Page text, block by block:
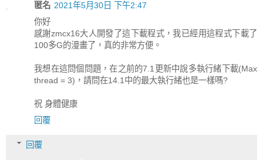
匿名 2021年5月30日 下午2:47
你好
感謝zmcx16大人開發了這下載程式，我已經用這程式下載了
100多G的漫畫了，真的非常方便。
我想在這問個問題，在之前的7.1更新中說多執行緒下載(Max
thread = 3)，請問在14.1中的最大執行緒也是一樣嗎?
祝 身體健康
回覆
回覆